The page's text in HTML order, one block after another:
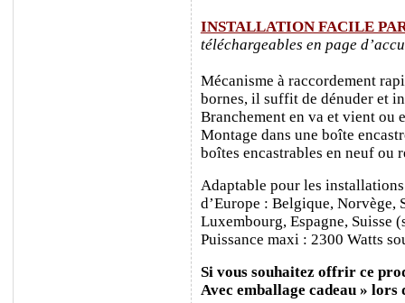
INSTALLATION FACILE
téléchargeables en page
Mécanisme à raccordement
bornes, il suffit de dénuder et
Branchement en va et vient ou
Montage dans une boîte
boîtes encastrables en neuf ou
Adaptable pour les
d’Europe : Belgique, Norvège,
Luxembourg, Espagne, Suisse
Puissance maxi : 2300 Watts
Si vous souhaitez offrir ce
Avec emballage cadeau » lors